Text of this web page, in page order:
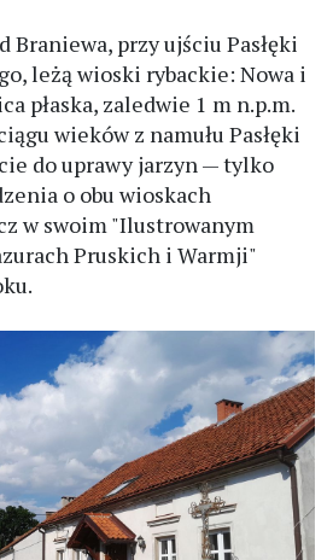
Braniewa, przy ujściu Pasłęki
leżą wioski rybackie: Nowa i
płaska, zaledwie 1 m n.p.m.
wieków z namułu Pasłęki
do uprawy jarzyn — tylko
o obu wioskach
w swoim "Ilustrowanym
Pruskich i Warmji"